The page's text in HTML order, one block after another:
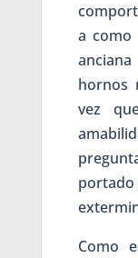
a como
hornos
vez
Como